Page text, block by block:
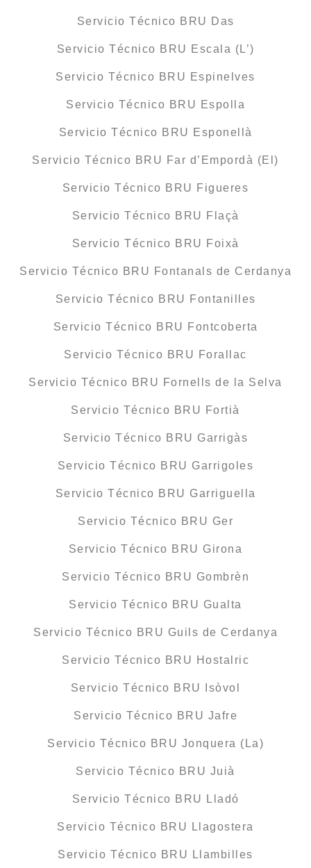
Servicio Técnico BRU Das
Servicio Técnico BRU Escala (L’)
Servicio Técnico BRU Espinelves
Servicio Técnico BRU Espolla
Servicio Técnico BRU Esponellà
Servicio Técnico BRU Far d’Empordà (El)
Servicio Técnico BRU Figueres
Servicio Técnico BRU Flaçà
Servicio Técnico BRU Foixà
Servicio Técnico BRU Fontanals de Cerdanya
Servicio Técnico BRU Fontanilles
Servicio Técnico BRU Fontcoberta
Servicio Técnico BRU Forallac
Servicio Técnico BRU Fornells de la Selva
Servicio Técnico BRU Fortià
Servicio Técnico BRU Garrigàs
Servicio Técnico BRU Garrigoles
Servicio Técnico BRU Garriguella
Servicio Técnico BRU Ger
Servicio Técnico BRU Girona
Servicio Técnico BRU Gombrèn
Servicio Técnico BRU Gualta
Servicio Técnico BRU Guils de Cerdanya
Servicio Técnico BRU Hostalric
Servicio Técnico BRU Isòvol
Servicio Técnico BRU Jafre
Servicio Técnico BRU Jonquera (La)
Servicio Técnico BRU Juià
Servicio Técnico BRU Lladó
Servicio Técnico BRU Llagostera
Servicio Técnico BRU Llambilles